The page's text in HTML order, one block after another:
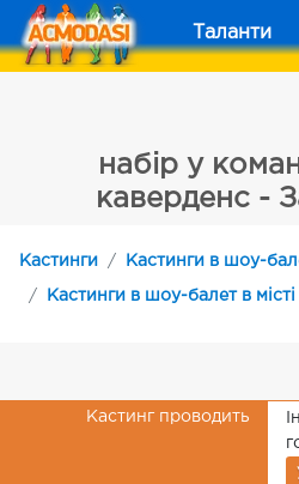
Таланти
набір у
каверденс -
Кастинги Кастинги в шоу-
Кастинги в шоу-балет в
Кастинг проводить